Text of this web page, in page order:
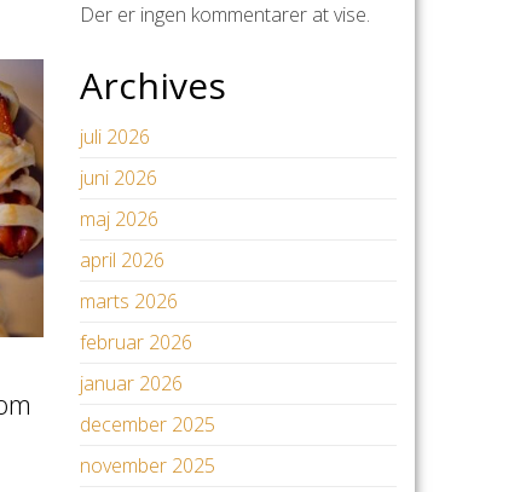
Der er ingen kommentarer at vise.
Archives
juli 2026
juni 2026
maj 2026
april 2026
marts 2026
februar 2026
januar 2026
december 2025
november 2025